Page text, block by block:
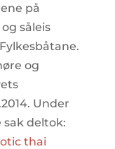
på
såleis
og
Under
deltok:
thai